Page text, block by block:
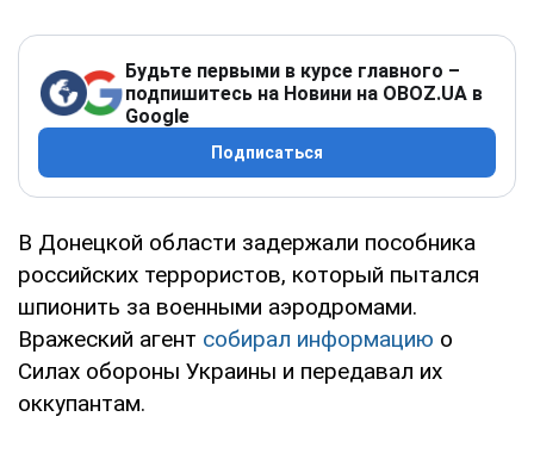
Будьте первыми в курсе главного –
подпишитесь на Новини на OBOZ.UA в
Google
Подписаться
В Донецкой области задержали пособника
российских террористов, который пытался
шпионить за военными аэродромами.
Вражеский агент собирал информацию о
Силах обороны Украины и передавал их
оккупантам.